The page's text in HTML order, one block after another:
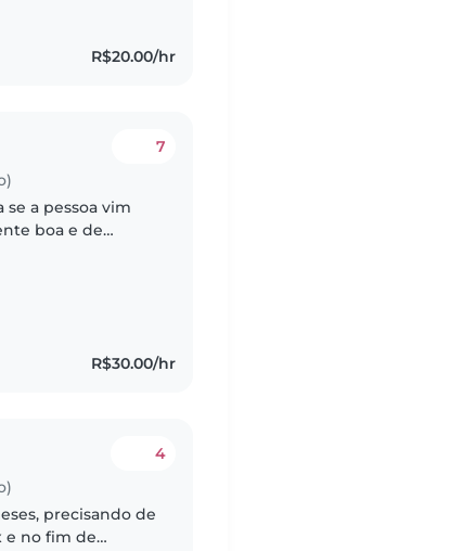
R$20.00/hr
7
se a pessoa vim
boa e de
R$30.00/hr
4
precisando de
e no fim de